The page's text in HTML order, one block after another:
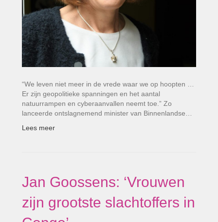
“We leven niet meer in de vrede waar we op hoopten …
Er zijn geopolitieke spanningen en het aantal
natuurrampen en cyberaanvallen neemt toe.” Zo
lanceerde ontslagnemend minister van Binnenlandse…
Lees meer
Jan Goossens: ‘Vrouwen
zijn grootste slachtoffers in